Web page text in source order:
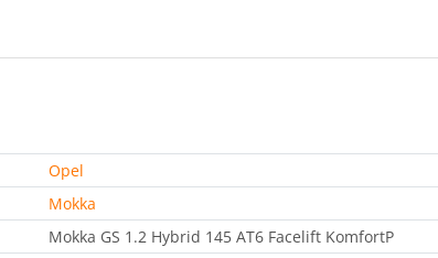
Opel
Mokka
Mokka GS 1.2 Hybrid 145 AT6 Facelift KomfortP